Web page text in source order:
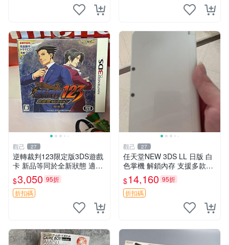
觀己 27
逆轉裁判123限定版3DS遊戲
卡 新品等同於全新狀態 適合
收藏與重玩 3ds游戲 日文日
版 游戲卡 逆轉裁判123 限定
版 逆轉裁判3
$3,050 95折
折扣碼
觀己 27
任天堂NEW 3DS LL 日版 白
色掌機 解鎖內存 支援多款遊
戲 帶膜 包裝完整 3DS NDS
GBA 遊戲掌機 線路正常 精品
成色 游玩順利
$14,160 95折
折扣碼